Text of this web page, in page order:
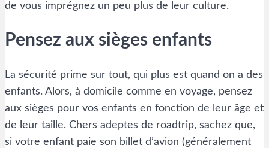
de vous imprégnez un peu plus de leur culture.
Pensez aux sièges enfants
La sécurité prime sur tout, qui plus est quand on a des
enfants. Alors, à domicile comme en voyage, pensez
aux sièges pour vos enfants en fonction de leur âge et
de leur taille. Chers adeptes de roadtrip, sachez que,
si votre enfant paie son billet d’avion (généralement